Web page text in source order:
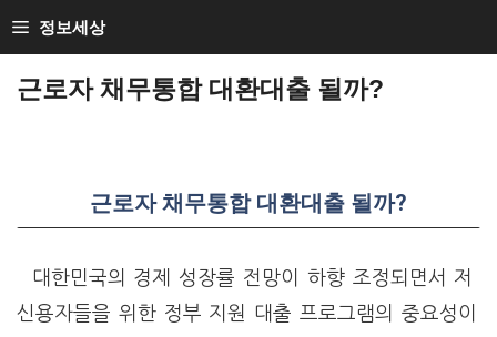
Skip
to
content
정보세상
근로자 채무통합 대환대출 될까?
근로자 채무통합 대환대출 될까?
대한민국의 경제 성장률 전망이 하향 조정되면서 저
신용자들을 위한 정부 지원 대출 프로그램의 중요성이